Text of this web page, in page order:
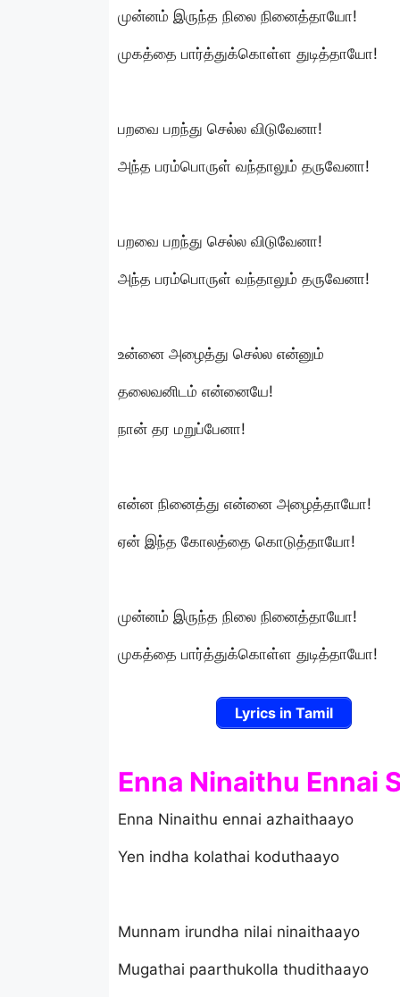
முன்னம் இருந்த நிலை நினைத்தாயோ!
முகத்தை பார்த்துக்கொள்ள துடித்தாயோ!
பறவை பறந்து செல்ல விடுவேனா!
அந்த பரம்பொருள் வந்தாலும் தருவேனா!
பறவை பறந்து செல்ல விடுவேனா!
அந்த பரம்பொருள் வந்தாலும் தருவேனா!
உன்னை அழைத்து செல்ல என்னும்
தலைவனிடம் என்னையே!
நான் தர மறுப்பேனா!
என்ன நினைத்து என்னை அழைத்தாயோ!
ஏன் இந்த கோலத்தை கொடுத்தாயோ!
முன்னம் இருந்த நிலை நினைத்தாயோ!
முகத்தை பார்த்துக்கொள்ள துடித்தாயோ!
Lyrics in Tamil
Enna Ninaithu Ennai
Enna Ninaithu ennai azhaithaayo
Yen indha kolathai koduthaayo
Munnam irundha nilai ninaithaayo
Mugathai paarthukolla thudithaayo